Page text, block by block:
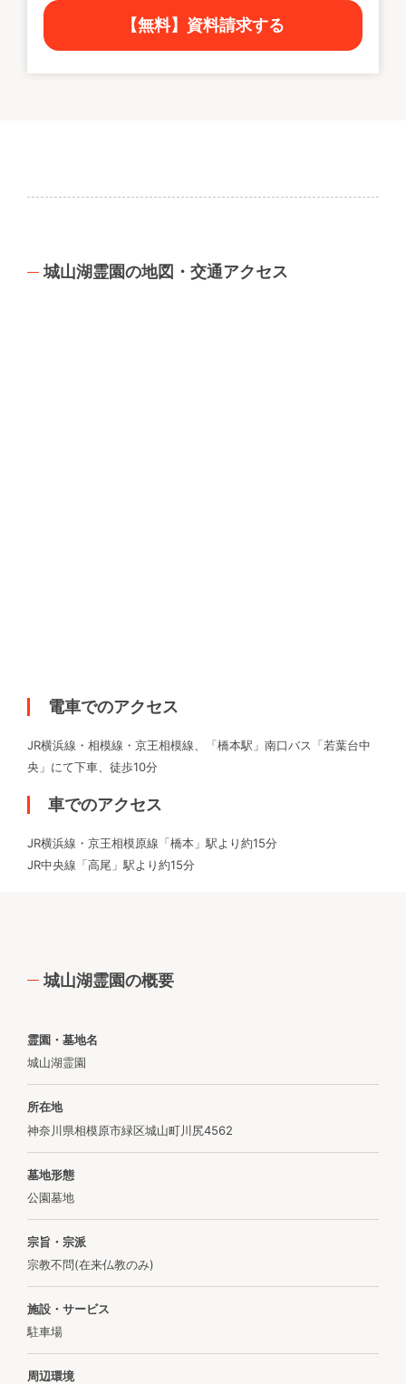
【無料】資料請求する
城山湖霊園の地図・交通アクセス
電車でのアクセス
JR横浜線・相模線・京王相模線、「橋本駅」南口バス「若葉台中
央」にて下車、徒歩10分
車でのアクセス
JR横浜線・京王相模原線「橋本」駅より約15分
JR中央線「高尾」駅より約15分
城山湖霊園の概要
霊園・墓地名
城山湖霊園
所在地
神奈川県相模原市緑区城山町川尻4562
墓地形態
公園墓地
宗旨・宗派
宗教不問(在来仏教のみ)
施設・サービス
駐車場
周辺環境